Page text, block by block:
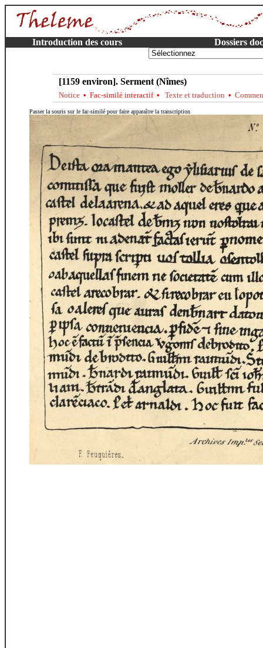
Introduction des cours Dossiers
[1159 environ]. Serment (Nîmes)
Notice • Fac-similé interactif • Texte et traduction •
Passer la souris sur le fac-similé pour faire apparaître la transcription